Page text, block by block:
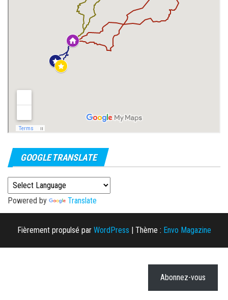
GOOGLE TRANSLATE
Powered by Translate
Fièrement propulsé par WordPress Thème : Envo Magazine
Abonnez-vous